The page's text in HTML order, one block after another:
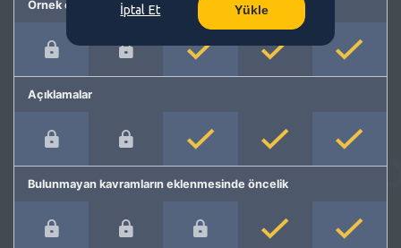
Örnek cümleler
Açıklamalar
Bulunmayan kavramların eklenmesinde öncelik
İptal Et Yükle